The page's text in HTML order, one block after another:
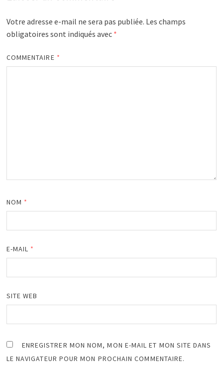
Votre adresse e-mail ne sera pas publiée. Les champs
obligatoires sont indiqués avec *
COMMENTAIRE *
NOM *
E-MAIL *
SITE WEB
ENREGISTRER MON NOM, MON E-MAIL ET MON SITE DANS
LE NAVIGATEUR POUR MON PROCHAIN COMMENTAIRE.